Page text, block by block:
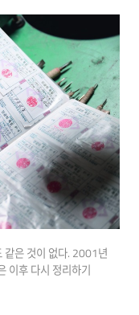
같은 것이 없다. 2001년
이후 다시 정리하기